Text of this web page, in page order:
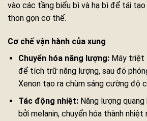
vào các tầng biểu bì và hạ bì để tái
thon gọn cơ thể.
Cơ chế vận hành của xung
Chuyển hóa năng lượng:Máy triệt
để tích trữ năng lượng, sau đó
Xenon tạo ra chùm sáng cường độ
Tác động nhiệt:Năng lượng
bởi melanin, chuyển hóa thành nhiệt